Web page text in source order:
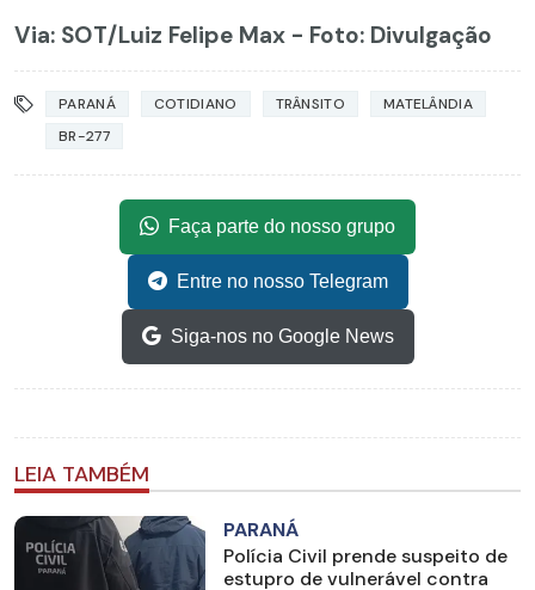
Via: SOT/Luiz Felipe Max - Foto: Divulgação
PARANÁ COTIDIANO TRÂNSITO
MATELÂNDIA
BR-277
Faça parte do nosso grupo
Entre no nosso Telegram
Siga-nos no Google News
LEIA TAMBÉM
PARANÁ
Polícia Civil prende suspeito de
estupro de vulnerável contra